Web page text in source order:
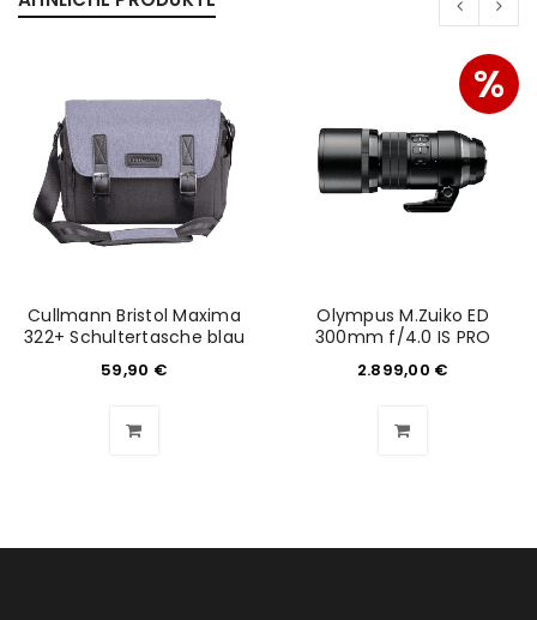
Passwort*
Anmeldeformular geschützt durchWP Captcha
Angemeldet bleiben
ANMELDEN
REGISTRIEREN
deine E-Mail-Adresse gesendet.
Cullmann Bristol Maxima
322+ Schultertasche blau
59,90 €
%
Olympus M.Zuiko ED
300mm f/4.0 IS PRO
2.899,00 €